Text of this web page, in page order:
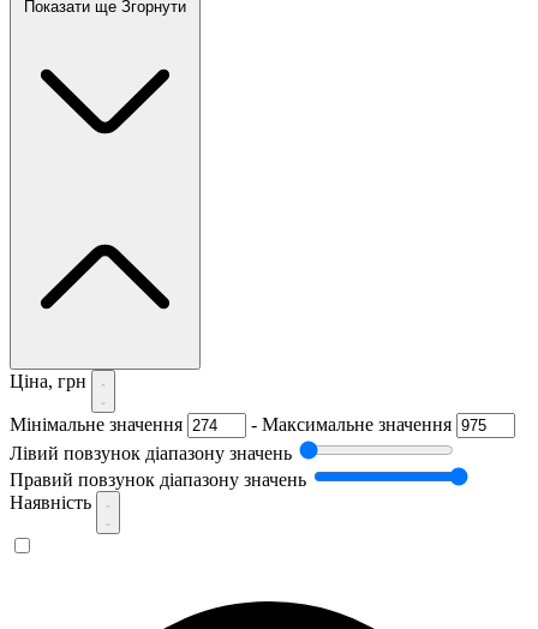
Показати ще Згорнути
Ціна, грн
Мінімальне значення - Максимальне значення
Лівий повзунок діапазону значень
Правий повзунок діапазону значень
Наявність